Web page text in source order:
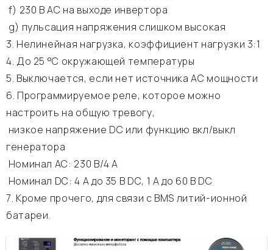
f) 230 В АС на выходе инвертора
g) пульсация напряжения слишком высокая
3. Нелинейная нагрузка, коэффициент нагрузки 3:1
4. До 25 °C окружающей температуры
5. Выключается, если нет источника АС мощности
6. Программируемое реле, которое можно
настроить на общую тревогу,
низкое напряжение DC или функцию вкл/выкл
генератора
Номинал АС: 230 В/4 A
Номинал DC: 4 A до 35 В DC, 1 A до 60 В DC
7. Кроме прочего, для связи с BMS литий-ионной
батареи.